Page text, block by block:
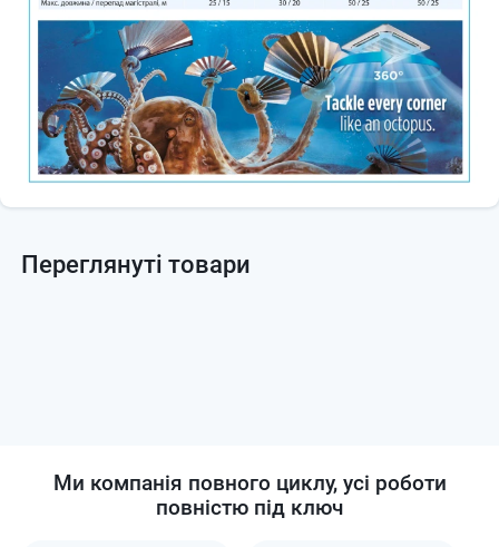
Переглянуті товари
Ми компанія повного циклу, усі роботи
повністю під ключ